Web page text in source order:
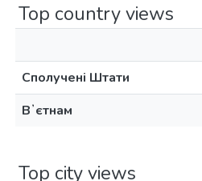
Top country views
Сполучені Штати
Вʼєтнам
Top city views